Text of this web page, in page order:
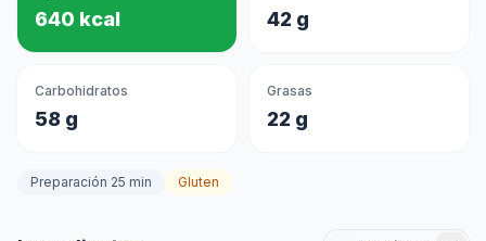
640 kcal 42 g
Carbohidratos
58 g
Grasas
22 g
Preparación 25 min Gluten